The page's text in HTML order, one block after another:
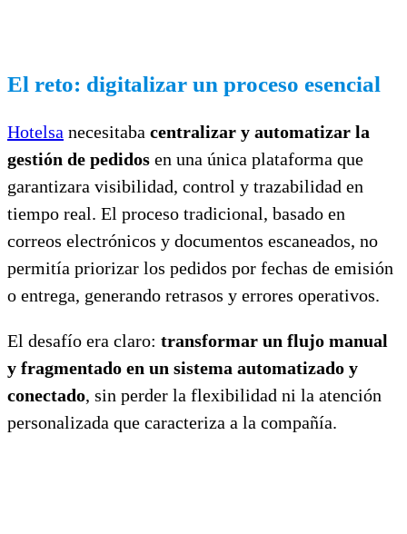
El reto: digitalizar un proceso esencial
Hotelsa necesitaba centralizar y automatizar la
gestión de pedidos en una única plataforma que
garantizara visibilidad, control y trazabilidad en
tiempo real. El proceso tradicional, basado en
correos electrónicos y documentos escaneados, no
permitía priorizar los pedidos por fechas de emisión
o entrega, generando retrasos y errores operativos.
El desafío era claro: transformar un flujo manual
y fragmentado en un sistema automatizado y
conectado, sin perder la flexibilidad ni la atención
personalizada que caracteriza a la compañía.